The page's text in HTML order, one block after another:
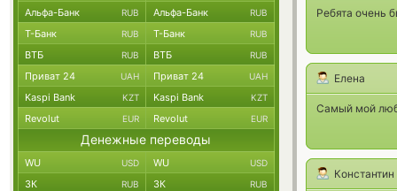
Ребята очень
Елена
Самый мой
Константин
Альфа-Банк RUB Альфа-Банк RUB
Т-Банк RUB Т-Банк RUB
ВТБ RUB ВТБ RUB
Приват 24 UAH Приват 24 UAH
Kaspi Bank KZT Kaspi Bank KZT
Revolut EUR Revolut EUR
Денежные переводы
WU USD WU USD
ЗК RUB ЗК RUB